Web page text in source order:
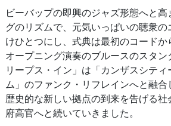
ビーバップの即興のジャズ形態へと
グのリズムで、元気いっぱいの聴衆
けひとつにし、式典は最初のコードか
オープニング演奏のブルースのスタン
リープス・イン」は「カンザスシティ
ム」のファンク・リフレインへと融
歴史的な新しい拠点の到来を告げる
府高官へと続いていきました。